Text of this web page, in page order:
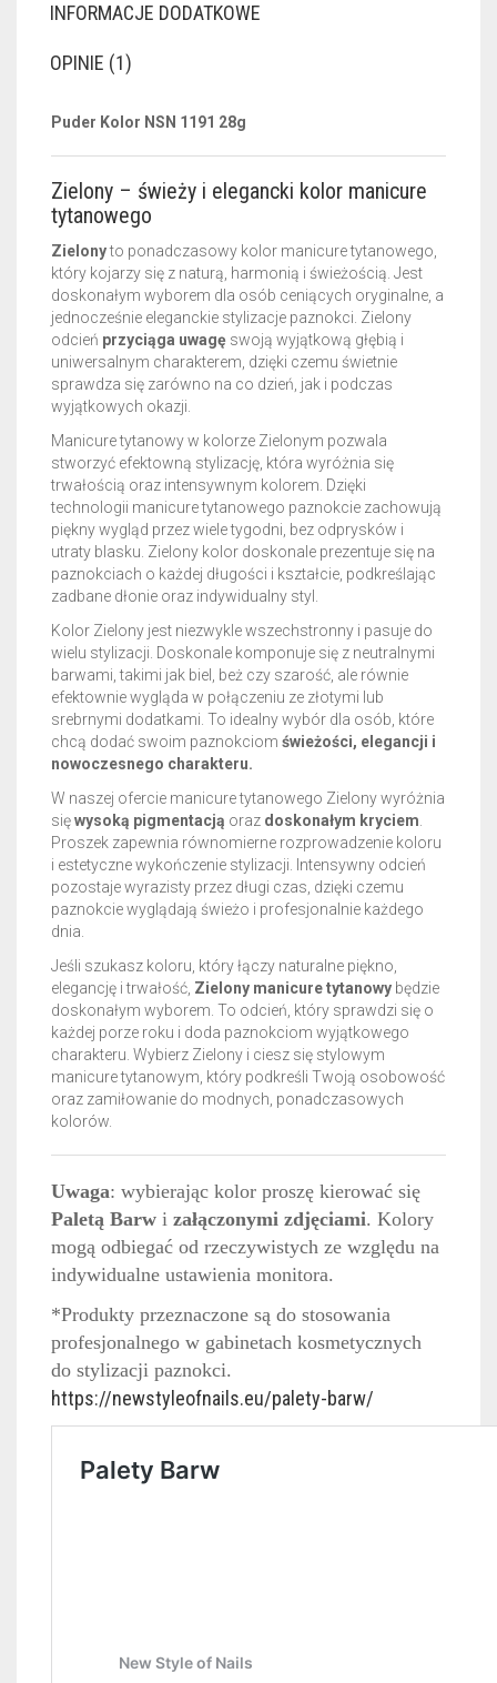
INFORMACJE DODATKOWE
OPINIE (1)
Puder Kolor NSN 1191 28g
Zielony – świeży i elegancki kolor manicure
tytanowego
Zielonyto ponadczasowy kolor manicure tytanowego,
który kojarzy się z naturą, harmonią i świeżością. Jest
doskonałym wyborem dla osób ceniących oryginalne, a
jednocześnie eleganckie stylizacje paznokci. Zielony
odcień przyciąga uwagę swoją wyjątkową głębią i
uniwersalnym charakterem, dzięki czemu świetnie
sprawdza się zarówno na co dzień, jak i podczas
wyjątkowych okazji.
Manicure tytanowy w kolorze Zielonym pozwala
stworzyć efektowną stylizację, która wyróżnia się
trwałością oraz intensywnym kolorem. Dzięki
technologii manicure tytanowego paznokcie zachowują
piękny wygląd przez wiele tygodni, bez odprysków i
utraty blasku. Zielony kolor doskonale prezentuje się na
paznokciach o każdej długości i kształcie, podkreślając
zadbane dłonie oraz indywidualny styl.
Kolor Zielony jest niezwykle wszechstronny i pasuje do
wielu stylizacji. Doskonale komponuje się z neutralnymi
barwami, takimi jak biel, beż czy szarość, ale równie
efektownie wygląda w połączeniu ze złotymi lub
srebrnymi dodatkami. To idealny wybór dla osób, które
chcą dodać swoim paznokciom świeżości, elegancji i
nowoczesnego charakteru.
W naszej ofercie manicure tytanowego Zielony wyróżnia
sięwysoką pigmentacją oraz doskonałym kryciem
Proszek zapewnia równomierne rozprowadzenie koloru
i estetyczne wykończenie stylizacji. Intensywny odcień
pozostaje wyrazisty przez długi czas, dzięki czemu
paznokcie wyglądają świeżo i profesjonalnie każdego
dnia.
Jeśli szukasz koloru, który łączy naturalne piękno,
elegancję i trwałość, Zielony manicure tytanowy będzie
doskonałym wyborem. To odcień, który sprawdzi się o
każdej porze roku i doda paznokciom wyjątkowego
charakteru. Wybierz Zielony i ciesz się stylowym
manicure tytanowym, który podkreśli Twoją osobowość
oraz zamiłowanie do modnych, ponadczasowych
kolorów.
Uwaga: wybierając kolor proszę kierować się
Paletą Barw i załączonymi zdjęciami. Kolory
mogą odbiegać od rzeczywistych ze względu na
indywidualne ustawienia monitora.
*Produkty przeznaczone są do stosowania
profesjonalnego w gabinetach kosmetycznych
do stylizacji paznokci.
https://newstyleofnails.eu/palety-barw/